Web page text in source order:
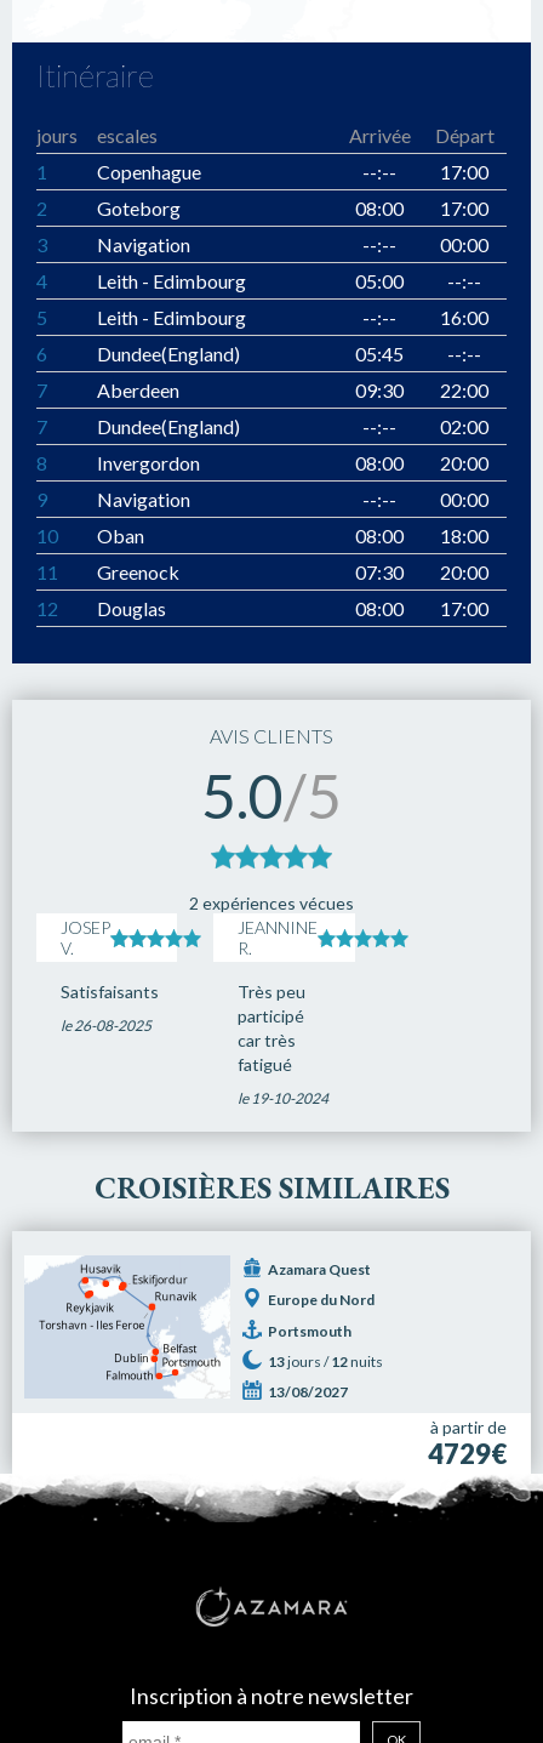
Itinéraire
jours escales Arrivée
Départ
1
Copenhague --:--
17:00
2
Goteborg 08:00
17:00
3
Navigation --:--
00:00
4
Leith - Edimbourg 05:00
--:--
5
Leith - Edimbourg --:--
16:00
6
Dundee(England) 05:45
--:--
7
Aberdeen 09:30
22:00
7
Dundee(England) --:--
02:00
8
Invergordon 08:00
20:00
9
Navigation --:--
00:00
10
Oban 08:00
18:00
11
Greenock 07:30
20:00
12
Douglas 08:00
17:00
AVIS CLIENTS
5.0/5
2 expériences vécues
JOSEP
V.
Satisfaisants
le 26-08-2025
JEANNINE
R.
Très peu
participé
car très
fatigué
le 19-10-2024
CROISIÈRES SIMILAIRES
Azamara Quest
Europe du Nord
Portsmouth
13jours /12nuits
13/08/2027
à partir de
4729€
Inscription à notre newsletter